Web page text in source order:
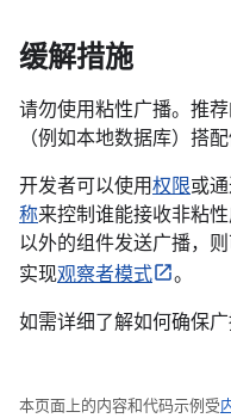
缓解措施
请勿使用粘性广播。推
（例如本地数据库）搭
开发者可以使用权限或
称来控制谁能接收非粘
以外的组件发送广播，
实现观察者模式
。
如需详细了解如何确保
本页面上的内容和代码示例受